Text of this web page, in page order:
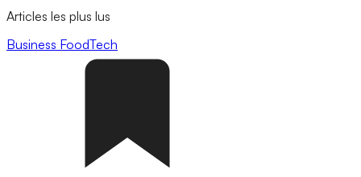
Articles les plus lus
Business FoodTech